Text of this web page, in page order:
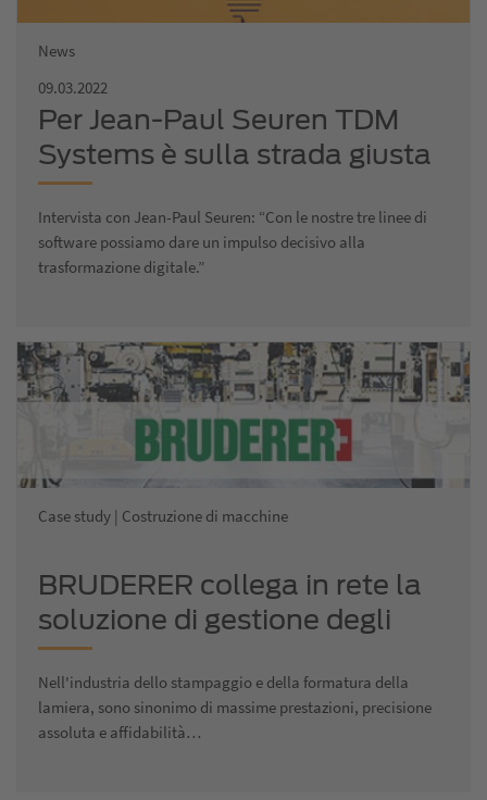
News
09.03.2022
Per Jean-Paul Seuren TDM
Systems è sulla strada giusta
Intervista con Jean-Paul Seuren: “Con le nostre tre linee di
software possiamo dare un impulso decisivo alla
trasformazione digitale.”
Case study | Costruzione di macchine
BRUDERER collega in rete la
soluzione di gestione degli
utensili con le macchine di
produzione
Nell'industria dello stampaggio e della formatura della
lamiera, sono sinonimo di massime prestazioni, precisione
assoluta e affidabilità…